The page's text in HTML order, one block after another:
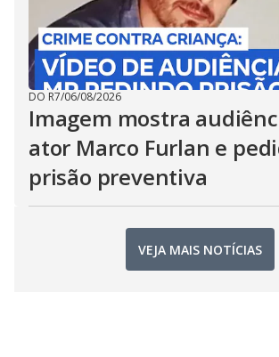
DO R7/06/08/2026
Imagem mostra
ator Marco Furlan e
prisão preventiva
VEJA MAIS NOTÍCIAS